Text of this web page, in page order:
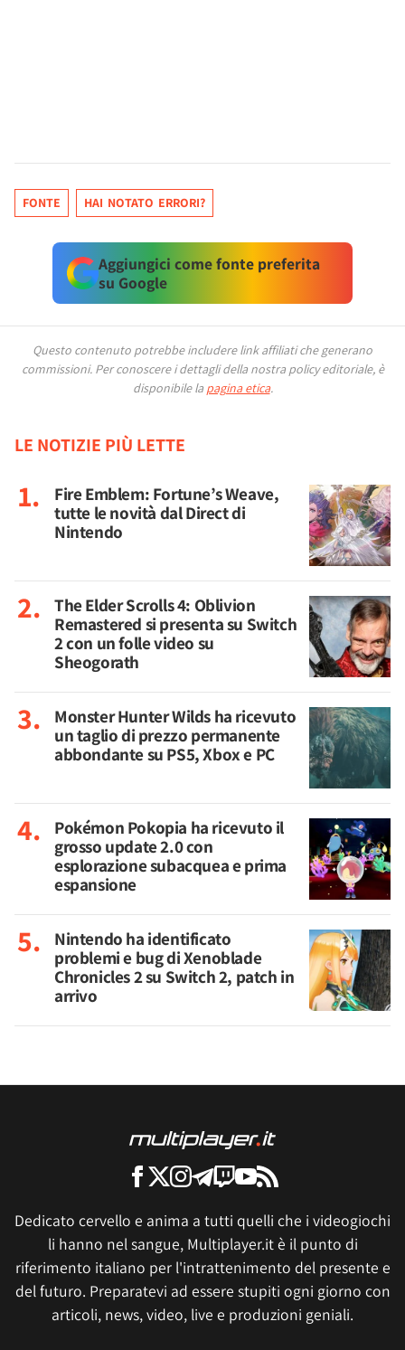
FONTE HAI NOTATO ERRORI?
Aggiungici come fonte preferita
su Google
Questo contenuto potrebbe includere link affiliati che generano
commissioni. Per conoscere i dettagli della nostra policy editoriale, è
disponibile la pagina etica.
LE NOTIZIE PIÙ LETTE
Fire Emblem: Fortune’s Weave,
tutte le novità dal Direct di
Nintendo
The Elder Scrolls 4: Oblivion
Remastered si presenta su Switch
2 con un folle video su
Sheogorath
Monster Hunter Wilds ha ricevuto
un taglio di prezzo permanente
abbondante su PS5, Xbox e PC
Pokémon Pokopia ha ricevuto il
grosso update 2.0 con
esplorazione subacquea e prima
espansione
Nintendo ha identificato
problemi e bug di Xenoblade
Chronicles 2 su Switch 2, patch in
arrivo
Dedicato cervello e anima a tutti quelli che i videogiochi
li hanno nel sangue, Multiplayer.it è il punto di
riferimento italiano per l'intrattenimento del presente e
del futuro. Preparatevi ad essere stupiti ogni giorno con
articoli, news, video, live e produzioni geniali.